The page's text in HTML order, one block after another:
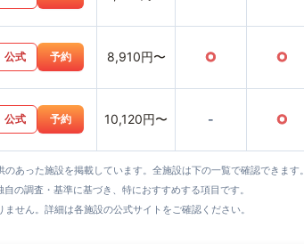
公式 予約 8,910円〜 ○ ○
公式 予約 10,120円〜 - ○
あった施設を掲載しています。全施設は下の一覧で確認できます。
の調査・基準に基づき、特におすすめする項目です。
せん。詳細は各施設の公式サイトをご確認ください。